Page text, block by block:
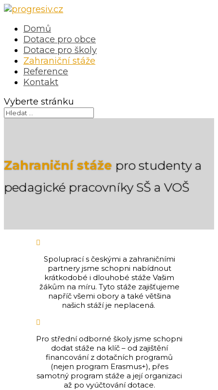
Domů
Dotace pro obce
Dotace pro školy
Zahraniční stáže
Reference
Kontakt
Vyberte stránku
Zahraniční stáže pro studenty a
pedagické pracovníky SŠ a VOŠ

Spoluprací s českými a zahraničními
partnery jsme schopni nabídnout
krátkodobé i dlouhobé stáže Vašim
žákům na míru. Tyto stáže zajišťujeme
napříč všemi obory a také většina
našich stáží je neplacená.

Pro střední odborné školy jsme schopni
dodat stáže na klíč – od zajištění
financování z dotačních programů
(nejen program Erasmus+), přes
samotný program stáže a její organizaci
až po vyúčtování dotace.